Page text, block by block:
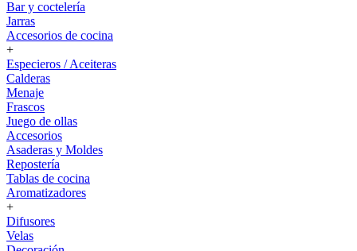
Bar y coctelería
Jarras
Accesorios de cocina
+
Especieros / Aceiteras
Calderas
Menaje
Frascos
Juego de ollas
Accesorios
Asaderas y Moldes
Repostería
Tablas de cocina
Aromatizadores
+
Difusores
Velas